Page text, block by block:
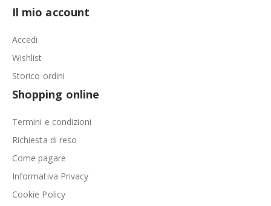
Il mio account
Accedi
Wishlist
Storico ordini
Shopping online
Termini e condizioni
Richiesta di reso
Come pagare
Informativa Privacy
Cookie Policy